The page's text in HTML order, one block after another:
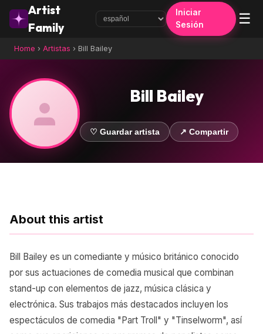
Artist
Family
Iniciar
Sesión
☰
Home › Artistas › Bill Bailey
Bill Bailey
♡ Guardar artista ↗ Compartir
About this artist
Bill Bailey es un comediante y músico británico conocido
por sus actuaciones de comedia musical que combinan
stand-up con elementos de jazz, música clásica y
electrónica. Sus trabajos más destacados incluyen los
espectáculos de comedia "Part Troll" y "Tinselworm", así